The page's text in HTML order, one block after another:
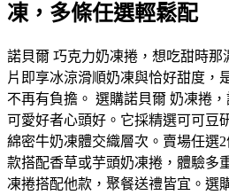
凍，多條任選輕鬆配
諾貝爾 巧克力奶凍捲，想吃甜時那
片即享冰涼滑順奶凍與恰好甜度，
不再有負擔。 選購諾貝爾 奶凍捲
可愛好者心頭好。它採精選可可豆
綿密牛奶凍體交織層次。賣場任選
款搭配香草或芋頭奶凍捲，體驗多
凍捲搭配他款，聚餐送禮皆宜。選